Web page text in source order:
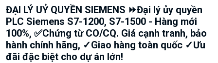
ĐẠI LÝ UỶ QUYỀN SIEMENS ⏩Đại lý ủy quyền
PLC Siemens S7-1200, S7-1500 - Hàng mới
100%, ✅Chứng từ CO/CQ. Giá cạnh tranh, bảo
hành chính hãng, ✓Giao hàng toàn quốc ✓Ưu
đãi đặc biệt cho dự án lớn!